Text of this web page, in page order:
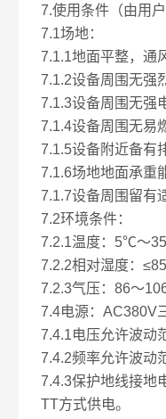
7.使用条件（由用
7.1场地：
7.1.1地面平整，通
7.1.2设备周围无强
7.1.3设备周围无强
7.1.4设备周围无易
7.1.5设备附近备有
7.1.6场地地面承重
7.1.7设备周围留有
7.2环境条件：
7.2.1温度：5℃～
7.2.2相对湿度：
7.2.3气压：86～
7.4电源：AC380V
7.4.1电压允许波动
7.4.2频率允许波动
7.4.3保护地线接地
TT方式供电。